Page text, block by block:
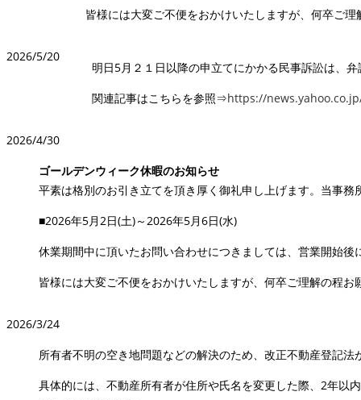
皆様には大変ご不便をおかけいたしますが、何卒ご
2026/5/20
明日5月２１日以降の申立てにかかる民事訴訟は、
関連記事はこちらを参照⇒https://
2026/4/30
ゴールデンウィーク休暇のお知らせ
平素は格別のお引き立てを頂き厚く御礼申し上げます。当事
■2026年5月2日(土)～2026年5月6日(水)
休業期間中に頂いたお問い合わせにつきましては、営業開始
皆様には大変ご不便をおかけいたしますが、何卒ご理解の程お
2026/3/24
所有者不明の空き地問題などの解決のため、改正不動産登記
具体的には、不動産所有者が住所や氏名を変更した際、2年以